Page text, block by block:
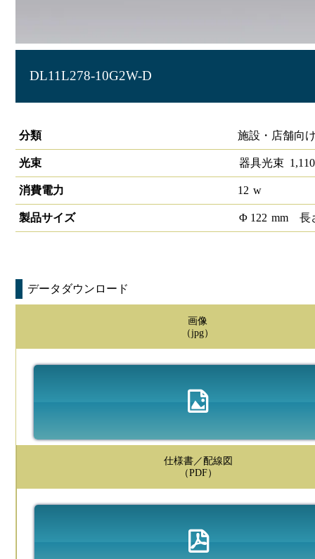
DL11L278-10G2W-D
分類
施設・店舗向
光束 器具光束 1,110
消費電力 12 w
製品サイズ Φ 122 mm 長
データダウンロード
画像
（jpg）
仕様書／配線図
（PDF）